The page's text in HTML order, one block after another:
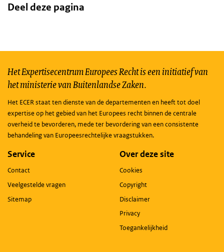
Deel deze pagina
Het Expertisecentrum Europees Recht is een initiatief van
het ministerie van Buitenlandse Zaken.
Het ECER staat ten dienste van de departementen en heeft tot doel
expertise op het gebied van het Europees recht binnen de centrale
overheid te bevorderen, mede ter bevordering van een consistente
behandeling van Europeesrechtelijke vraagstukken.
Service
Contact
Veelgestelde vragen
Sitemap
Over deze site
Cookies
Copyright
Disclaimer
Privacy
Toegankelijkheid